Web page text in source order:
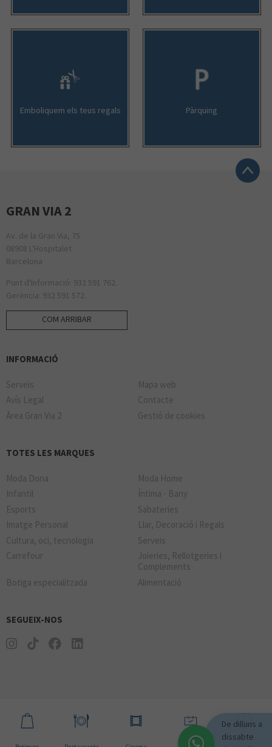
Emboliquem els teus regals Pàrquing
GRAN VIA 2
Av. de la Gran Via, 75
08908 L'Hospitalet
Barcelona
Punt d'Informació: 932 591 762.
Gerència: 932 591 572.
COM ARRIBAR
INFORMACIÓ
Serveis
Mapa web
Avís Legal
Contacte
Àrea Gran Via 2
Gestió de cookies
TOTES LES MARQUES
Moda Dona
Moda Home
Infantil
Íntima - Bany
Esports
Sabateries
Imatge Personal
Llar, Decoració i Regals
Cultura, oci, tecnologia
Serveis
Carrefour
Joieries, Rellotgeries i
Complements
Botiga especialitzada
Alimentació
SEGUEIX-NOS
De dilluns a
dissabte